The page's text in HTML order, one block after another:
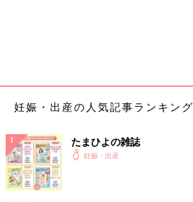
妊娠・出産の人気記事ランキング
たまひよの雑誌
妊娠・出産